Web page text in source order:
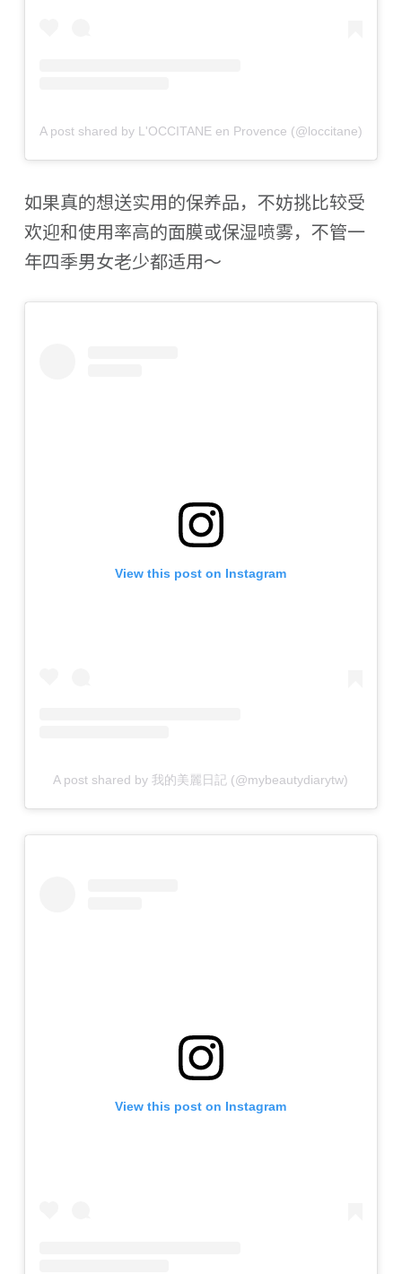
A post shared by L'OCCITANE en Provence (@loccitane)
如果真的想送实用的保养品，不妨挑比较受
欢迎和使用率高的面膜或保湿喷雾，不管一
年四季男女老少都适用～
View this post on Instagram
A post shared by 我的美麗日記 (@mybeautydiarytw)
View this post on Instagram